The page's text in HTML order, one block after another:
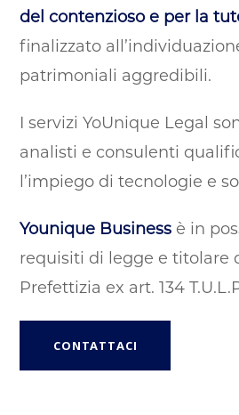
del contenzioso e per la
finalizzato
patrimoniali aggredibili.
I servizi YoUnique Legal
analisti e consulenti
l’impiego di tecnologie e
Younique Business è in
requisiti di legge e titolare
Prefettizia ex art. 134
CONTATTACI